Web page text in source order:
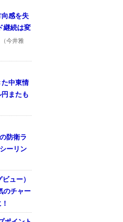
感を失
継続は変
（今井雅
中東情
またも
防衛ラ
ーリン
ュー）
のチャー